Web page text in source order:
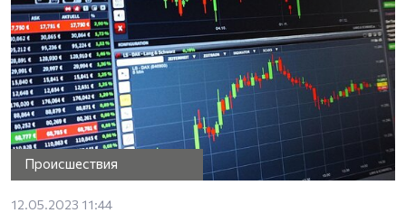
Происшествия
12.05.2023 11:44